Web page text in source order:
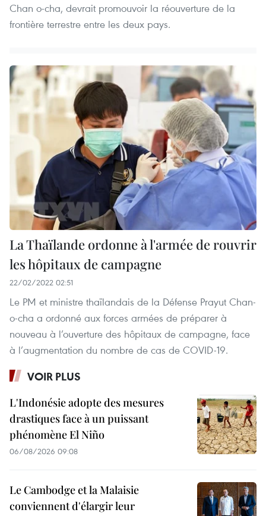
Chan o-cha, devrait promouvoir la réouverture de la
frontière terrestre entre les deux pays.
La Thaïlande ordonne à l'armée de rouvrir
les hôpitaux de campagne
22/02/2022 02:51
Le PM et ministre thaïlandais de la Défense Prayut Chan-
o-cha a ordonné aux forces armées de préparer à
nouveau à l’ouverture des hôpitaux de campagne, face
à l’augmentation du nombre de cas de COVID-19.
VOIR PLUS
L'Indonésie adopte des mesures
drastiques face à un puissant
phénomène El Niño
06/08/2026 09:08
Le Cambodge et la Malaisie
conviennent d'élargir leur